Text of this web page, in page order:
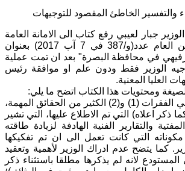
والتفسير الخاطئ المقصود للتوجيهات
جبار لعيبي رفع كتاب الى الامانة العامة
لمجلس الوزراء/الامين العام عدد(و/387 في 7 آب 2017) بعنوان
في محافظة البصرة" بعد ان تمت عملية
الوزير فقط ودون علم او موافقة رئيس
العليا المعنية.
ومحتويات هذا الكتاب اتضح ما يلي:
اولا؛ لم يذكر الوزير في الفقرات (1) و(2) الكثير من الحقائق المهمة،
ذكر اعلاه) التي تم الاطلاع عليها، التي تشير
والتقارير الفنية الهادفة لزيادة طاقته
مكوناته التي كانت تعمل الى ان تم تفكيكها
كما يتضح عدم ادراك الوزير لأهمية وتعقيد
لانه لم يذكرها مطلقا باستثناء ذكر